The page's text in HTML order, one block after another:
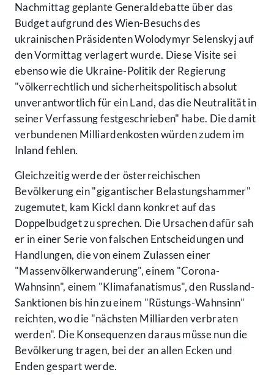
Nachmittag geplante Generaldebatte über das
Budget aufgrund des Wien-Besuchs des
ukrainischen Präsidenten Wolodymyr Selenskyj auf
den Vormittag verlagert wurde. Diese Visite sei
ebenso wie die Ukraine-Politik der Regierung
"völkerrechtlich und sicherheitspolitisch absolut
unverantwortlich für ein Land, das die Neutralität in
seiner Verfassung festgeschrieben" habe. Die damit
verbundenen Milliardenkosten würden zudem im
Inland fehlen.
Gleichzeitig werde der österreichischen
Bevölkerung ein "gigantischer Belastungshammer"
zugemutet, kam Kickl dann konkret auf das
Doppelbudget zu sprechen. Die Ursachen dafür sah
er in einer Serie von falschen Entscheidungen und
Handlungen, die von einem Zulassen einer
"Massenvölkerwanderung", einem "Corona-
Wahnsinn", einem "Klimafanatismus", den Russland-
Sanktionen bis hin zu einem "Rüstungs-Wahnsinn"
reichten, wo die "nächsten Milliarden verbraten
werden". Die Konsequenzen daraus müsse nun die
Bevölkerung tragen, bei der an allen Ecken und
Enden gespart werde.